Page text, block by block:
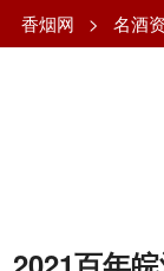
香烟网 > 名酒